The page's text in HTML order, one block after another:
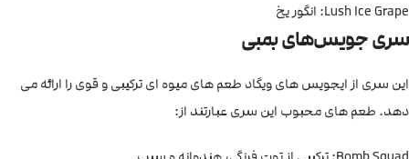
Lush Ice Grape: انگور یخ
سری جویس‌های بمبی
این سری از ایجویس های ویگاد طعم های میوه ای ترکیبی و قوی را ارائه می
دهد. طعم های محبوب این سری عبارتند از: